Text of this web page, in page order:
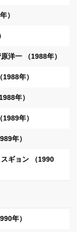
）
洋一 （1988年）
年）
年）
年）
年）
スギョン （1990
年）